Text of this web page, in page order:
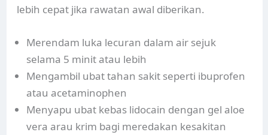
lebih cepat jika rawatan awal diberikan.
Merendam luka lecuran dalam air sejuk
selama 5 minit atau lebih
Mengambil ubat tahan sakit seperti ibuprofen
atau acetaminophen
Menyapu ubat kebas lidocain dengan gel aloe
vera arau krim bagi meredakan kesakitan